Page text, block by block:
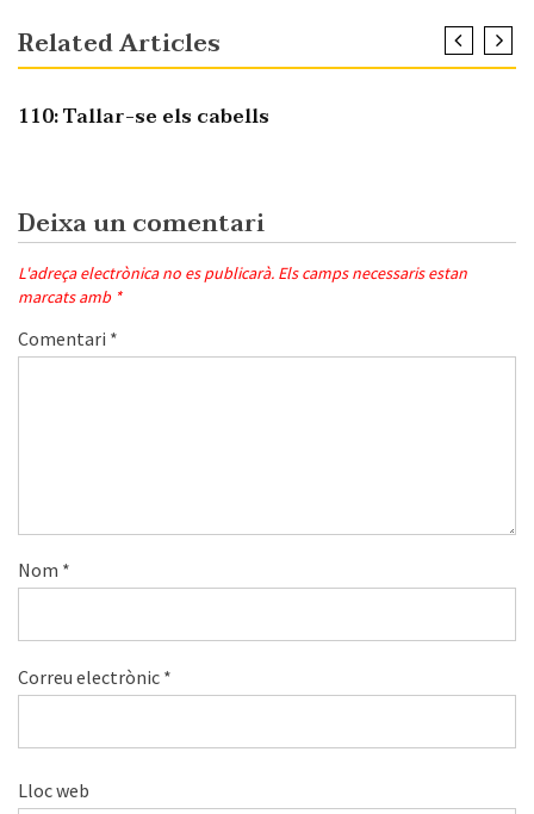
Related Articles
110: Tallar-se els cabells
Deixa un comentari
L'adreça electrònica no es publicarà. Els camps necessaris estan
marcats amb *
Comentari *
Nom *
Correu electrònic *
Lloc web